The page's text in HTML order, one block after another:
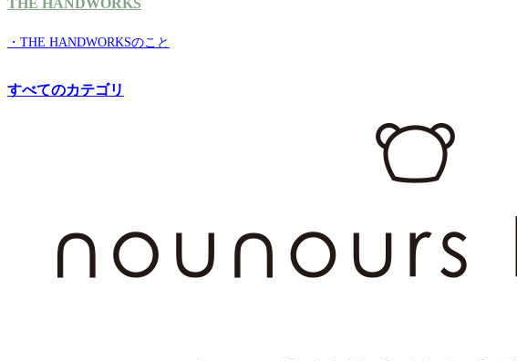
THE HANDWORKS
・THE HANDWORKSのこと
すべてのカテゴリ